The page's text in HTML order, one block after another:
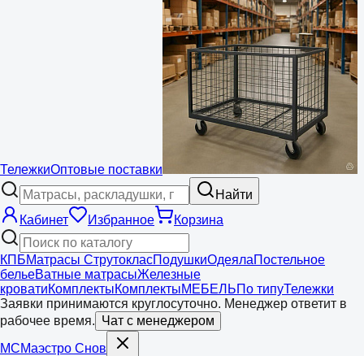
ТележкиОптовые поставки
Найти
Кабинет
Избранное Корзина
КПБМатрасы СтрутокласПодушкиОдеялаПостельное
бельеВатные матрасыЖелезные
кроватиКомплектыКомплектыМЕБЕЛЬПо типуТележки
Заявки принимаются круглосуточно. Менеджер ответит в
рабочее время. Чат с менеджером
МСМаэстро Снов